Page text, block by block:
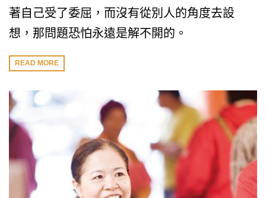
著自己受了委屈，而沒有從別人的角度去設
想，那問題恐怕永遠是解不開的。
READ MORE